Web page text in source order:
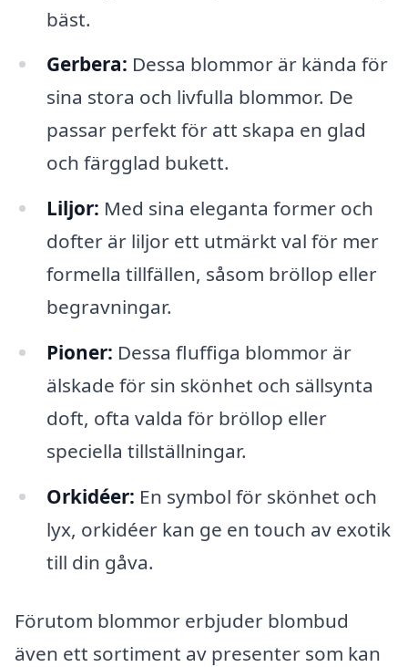
bäst.
Gerbera: Dessa blommor är kända för
sina stora och livfulla blommor. De
passar perfekt för att skapa en glad
och färgglad bukett.
Liljor: Med sina eleganta former och
dofter är liljor ett utmärkt val för mer
formella tillfällen, såsom bröllop eller
begravningar.
Pioner: Dessa fluffiga blommor är
älskade för sin skönhet och sällsynta
doft, ofta valda för bröllop eller
speciella tillställningar.
Orkidéer: En symbol för skönhet och
lyx, orkidéer kan ge en touch av exotik
till din gåva.
Förutom blommor erbjuder blombud
även ett sortiment av presenter som kan